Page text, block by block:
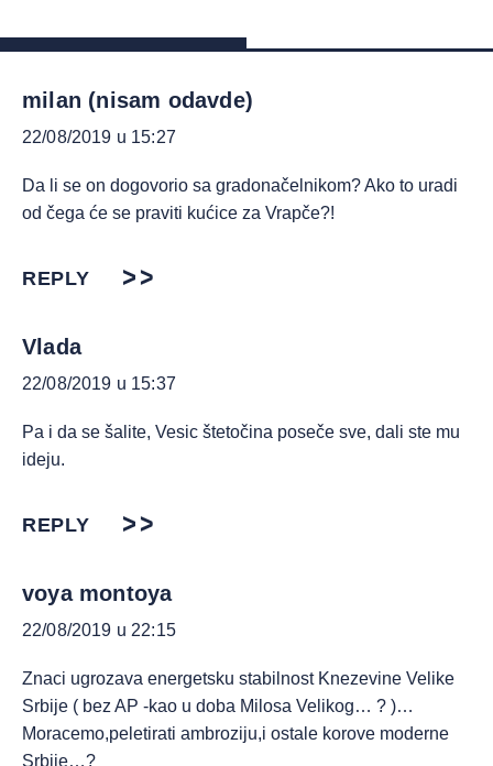
milan (nisam odavde)
22/08/2019 u 15:27
Da li se on dogovorio sa gradonačelnikom? Ako to uradi
od čega će se praviti kućice za Vrapče?!
REPLY
Vlada
22/08/2019 u 15:37
Pa i da se šalite, Vesic štetočina poseče sve, dali ste mu
ideju.
REPLY
voya montoya
22/08/2019 u 22:15
Znaci ugrozava energetsku stabilnost Knezevine Velike
Srbije ( bez AP -kao u doba Milosa Velikog… ? )…
Moracemo,peletirati ambroziju,i ostale korove moderne
Srbije…?